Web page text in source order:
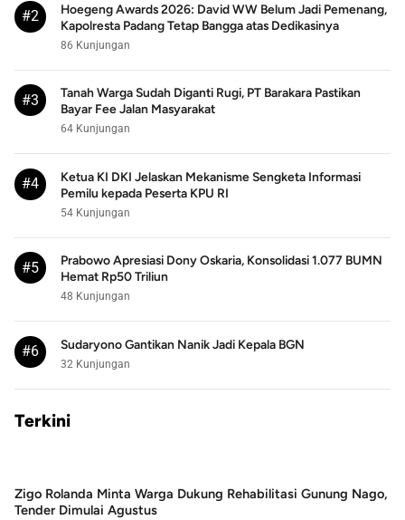
#2
Hoegeng Awards 2026: David WW Belum Jadi Pemenang,
Kapolresta Padang Tetap Bangga atas Dedikasinya
86 Kunjungan
#3
Tanah Warga Sudah Diganti Rugi, PT Barakara Pastikan
Bayar Fee Jalan Masyarakat
64 Kunjungan
#4
Ketua KI DKI Jelaskan Mekanisme Sengketa Informasi
Pemilu kepada Peserta KPU RI
54 Kunjungan
#5
Prabowo Apresiasi Dony Oskaria, Konsolidasi 1.077 BUMN
Hemat Rp50 Triliun
48 Kunjungan
#6 Sudaryono Gantikan Nanik Jadi Kepala BGN
32 Kunjungan
Terkini
Zigo Rolanda Minta Warga Dukung Rehabilitasi Gunung Nago,
Tender Dimulai Agustus